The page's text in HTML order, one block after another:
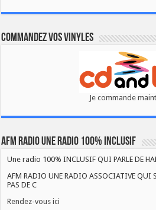
Commandez vos vinyles
Je commande
AFM RADIO UNE RADIO 100% INCLUSIF
Une radio 100% INCLUSIF QUI PARLE DE
AFM RADIO UNE RADIO ASSOCIATIVE QUI
PAS DE C
Rendez-vous ici